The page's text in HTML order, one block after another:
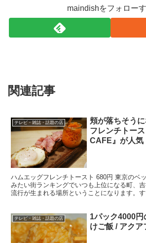
maindishをフォロー
関連記事
テレビ・雑誌・話題の店
頬が落ちそう
フレンチトー
CAFE』が人気
ハムエッグフレンチトースト 680円 東京のベ
みたい街ランキングでいつも上位になる町、吉
流行が生まれる場所ということになります。
テレビ・雑誌・話題の店
1パック4000
けご飯 / アクア